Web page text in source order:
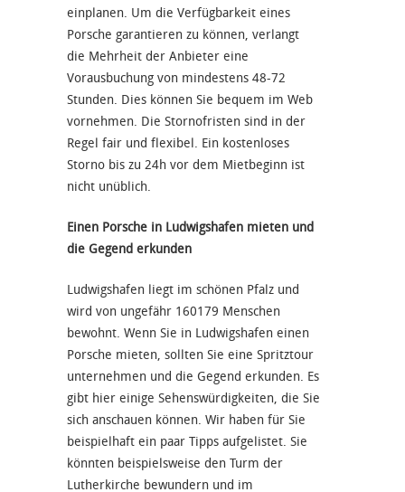
einplanen. Um die Verfügbarkeit eines
Porsche garantieren zu können, verlangt
die Mehrheit der Anbieter eine
Vorausbuchung von mindestens 48-72
Stunden. Dies können Sie bequem im Web
vornehmen. Die Stornofristen sind in der
Regel fair und flexibel. Ein kostenloses
Storno bis zu 24h vor dem Mietbeginn ist
nicht unüblich.
Einen Porsche in Ludwigshafen mieten und
die Gegend erkunden
Ludwigshafen liegt im schönen Pfalz und
wird von ungefähr 160179 Menschen
bewohnt. Wenn Sie in Ludwigshafen einen
Porsche mieten, sollten Sie eine Spritztour
unternehmen und die Gegend erkunden. Es
gibt hier einige Sehenswürdigkeiten, die Sie
sich anschauen können. Wir haben für Sie
beispielhaft ein paar Tipps aufgelistet. Sie
könnten beispielsweise den Turm der
Lutherkirche bewundern und im